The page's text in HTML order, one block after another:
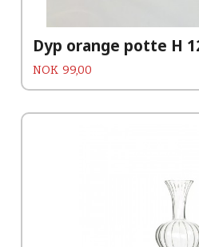
Dyp orange potte H
Pris
NOK 99,00